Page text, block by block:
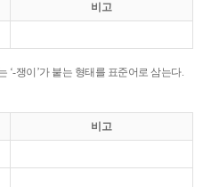
비고
‘-쟁이’가 붙는 형태를 표준어로 삼는다.
비고